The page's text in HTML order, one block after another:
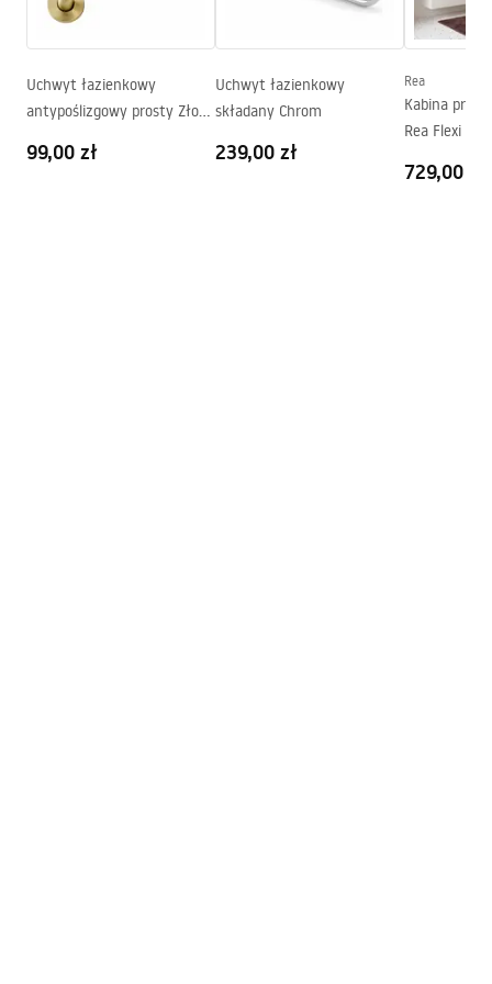
Wylewka wannowa:
Tak, ruchoma
System Anti-Calc
Tak
Powłoka:
PVD
Rozstaw przyłączy:
150mm
Instrukcja montażu
shower_set.pdf
Pielęgnacja
Uchwyt łazienkowy
antypoślizgowy prosty Złoty
99,00 zł
Uchwyt łazienkowy
składany Chrom
239,00 zł
Rea
Kabina
Rea Flexi
729,00 zł